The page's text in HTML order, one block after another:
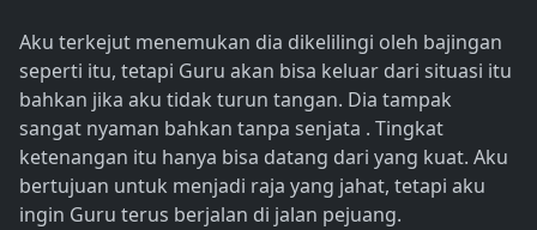
Aku terkejut menemukan dia dikelilingi oleh bajingan
seperti itu, tetapi Guru akan bisa keluar dari situasi itu
bahkan jika aku tidak turun tangan. Dia tampak
sangat nyaman bahkan tanpa senjata . Tingkat
ketenangan itu hanya bisa datang dari yang kuat. Aku
bertujuan untuk menjadi raja yang jahat, tetapi aku
ingin Guru terus berjalan di jalan pejuang.